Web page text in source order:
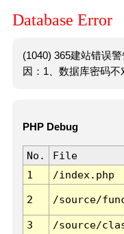
Database Error
(1040) 365建站错误
因：1、数据库密码不
PHP Debug
No. File
1
/index.php
2 /source/
3 /source/